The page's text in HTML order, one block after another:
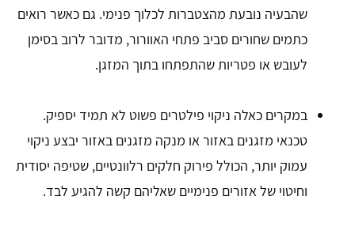
שהבעיה נובעת מהצטברות לכלוך פנימי. גם כאשר רואים
כתמים שחורים סביב פתחי האוורור, מדובר לרוב בסימן
לעובש או פטריות שהתפתחו בתוך המזגן.
במקרים כאלה ניקוי פילטרים פשוט לא תמיד יספיק.
טכנאי מזגנים באזור או מנקה מזגנים באזור יבצע ניקוי
עמוק יותר, הכולל פירוק חלקים רלוונטיים, שטיפה יסודית
וחיטוי של אזורים פנימיים שאליהם קשה להגיע לבד.